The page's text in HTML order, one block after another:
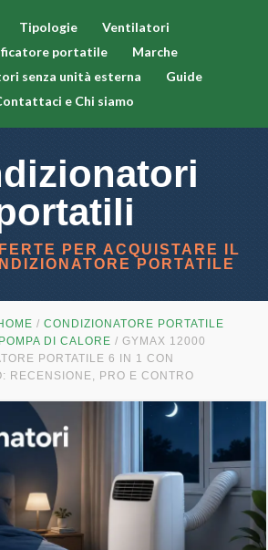
Tipologie
Ventilatori
portatile
Marche
senza unità esterna
Guide
e Chi siamo
PER ACQUISTARE IL
PORTATILE
/ CONDIZIONATORE PORTATILE
DI CALORE / GYMAX 12000
PORTATILE 6 IN 1 CON
RECENSIONE, PRO E CONTRO